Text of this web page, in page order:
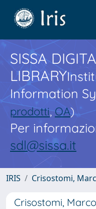
SISSA
LIBRARY
Information
prodotti,OA)
Per
sdl@sissa.it
IRIS Crisostomi,
Crisostomi, Marco